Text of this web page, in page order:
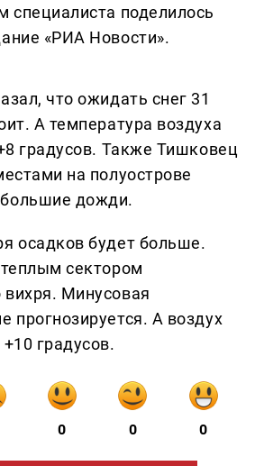
специалиста поделилось
«РИА Новости».
что ожидать снег 31
А температура воздуха
градусов. Также Тишковец
на полуострове
дожди.
осадков будет больше.
сектором
Минусовая
прогнозируется. А воздух
градусов.
0 0 0